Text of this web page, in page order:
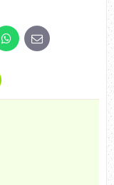
WhatsApp
E-
mail